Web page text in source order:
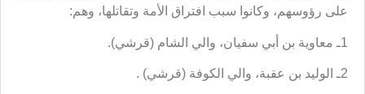
على رؤوسهم، وكانوا سبب افتراق الأمة وتقاتلها، وهم:
1ـ معاوية بن أبي سفيان، والي الشام (قرشي).
2ـ الوليد بن عقبة، والي الكوفة (قرشي) .